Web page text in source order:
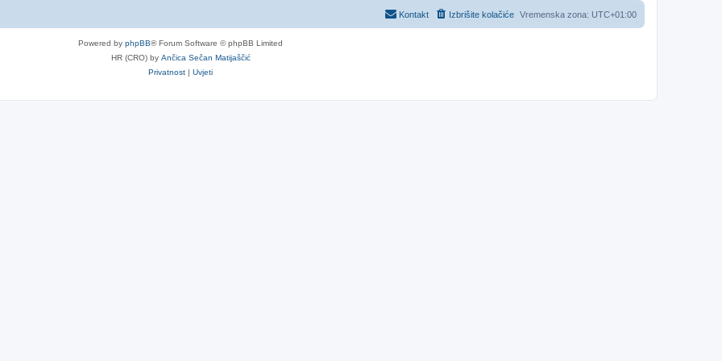
Vremenska zona: UTC+01:00
Izbrišite kolačiće
Kontakt
Powered by phpBB® Forum Software © phpBB Limited
HR (CRO) by Ančica Sečan Matijaščić
Privatnost | Uvjeti